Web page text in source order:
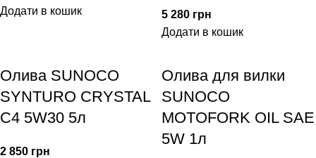
Додати в кошик
5 280 грн
Додати в кошик
Олива SUNOCO
SYNTURO CRYSTAL
C4 5W30 5л
2 850 грн
Олива для вилки
SUNOCO
MOTOFORK OIL SAE
5W 1л